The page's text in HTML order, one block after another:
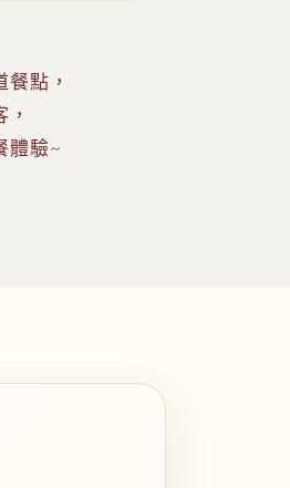
點，
體驗~